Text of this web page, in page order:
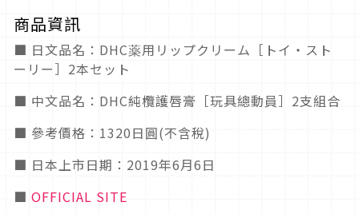
商品資訊
■ 日文品名：DHC薬用リップクリーム［トイ・スト
ーリー］2本セット
■ 中文品名：DHC純欖護唇膏［玩具總動員］2支組合
■ 參考價格：1320日圓(不含稅)
■ 日本上市日期：2019年6月6日
■ OFFICIAL SITE